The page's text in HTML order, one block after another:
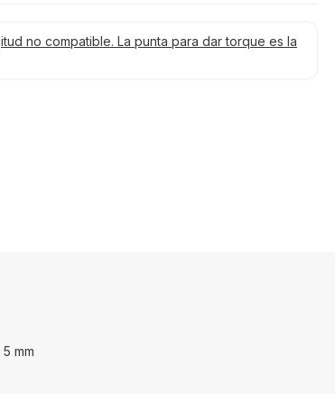
no compatible. La punta para dar torque es la
mm